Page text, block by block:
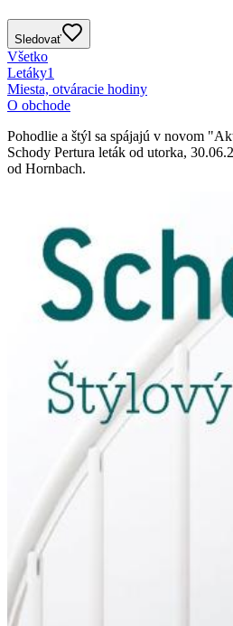
Sledovať
Všetko
Letáky1
Miesta, otváracie hodiny
O obchode
Pohodlie a štýl sa spájajú v novom
Schody Pertura leták od utorka,
od Hornbach.